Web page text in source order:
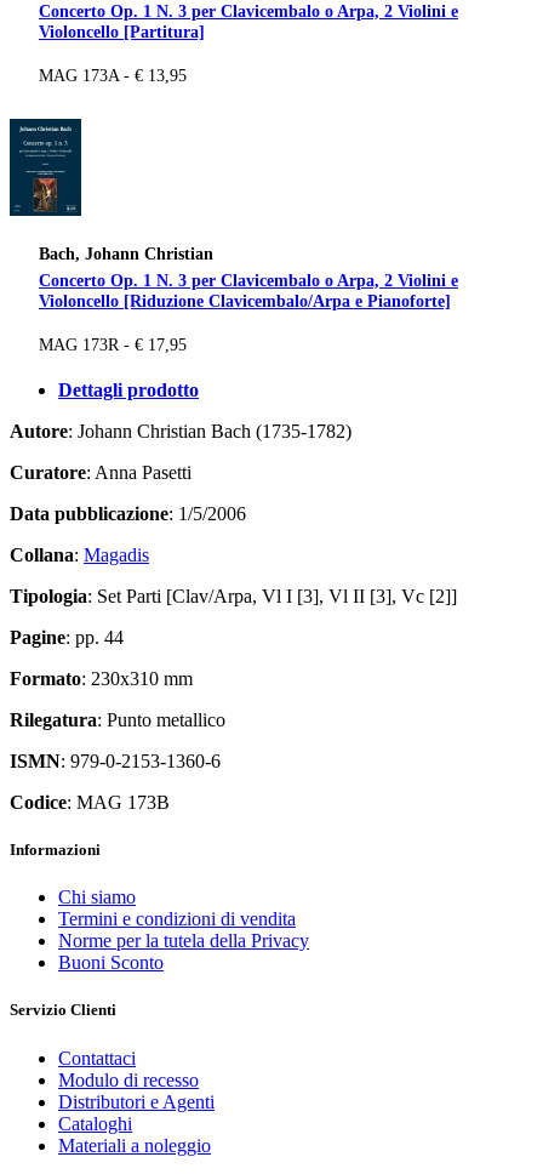
Concerto Op. 1 N. 3 per Clavicembalo o Arpa, 2 Violini e
Violoncello [Partitura]
MAG 173A - € 13,95
Bach, Johann Christian
Concerto Op. 1 N. 3 per Clavicembalo o Arpa, 2 Violini e
Violoncello [Riduzione Clavicembalo/Arpa e Pianoforte]
MAG 173R - € 17,95
Dettagli prodotto
Autore: Johann Christian Bach (1735-1782)
Curatore: Anna Pasetti
Data pubblicazione: 1/5/2006
Collana: Magadis
Tipologia: Set Parti [Clav/Arpa, Vl I [3], Vl II [3], Vc [2]]
Pagine: pp. 44
Formato: 230x310 mm
Rilegatura: Punto metallico
ISMN: 979-0-2153-1360-6
Codice: MAG 173B
Informazioni
Chi siamo
Termini e condizioni di vendita
Norme per la tutela della Privacy
Buoni Sconto
Servizio Clienti
Contattaci
Modulo di recesso
Distributori e Agenti
Cataloghi
Materiali a noleggio